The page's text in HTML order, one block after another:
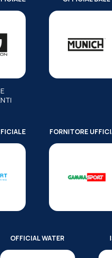
FORNITORE
OFFICIAL WATER